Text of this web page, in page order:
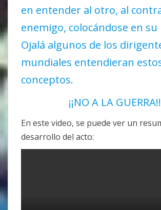
en entender al otro, al
enemigo, colocándose en su
Ojalá algunos de los
mundiales entendieran
conceptos.
¡¡NO A LA GUERRA!!
En este video, se puede ver un
desarrollo del acto: